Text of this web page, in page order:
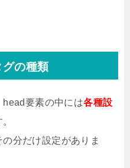
の種類
head要素の中には各種設
分だけ設定がありま